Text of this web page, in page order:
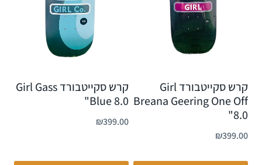
קרש סקייטבורד Girl
Breana Geering One Off
8.0"
₪399.00
קרש סקייטבורד Girl Gass
Blue 8.0"
₪399.00